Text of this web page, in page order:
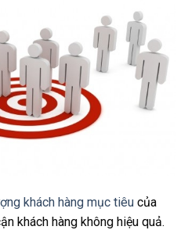
khách hàng mục tiêu của
khách hàng không hiệu quả.